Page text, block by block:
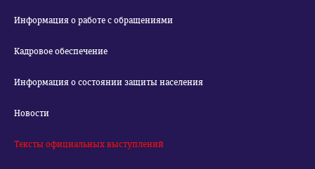
Информация о работе с обращениями
Кадровое обеспечение
Информация о состоянии защиты населения
Новости
Тексты официальных выступлений